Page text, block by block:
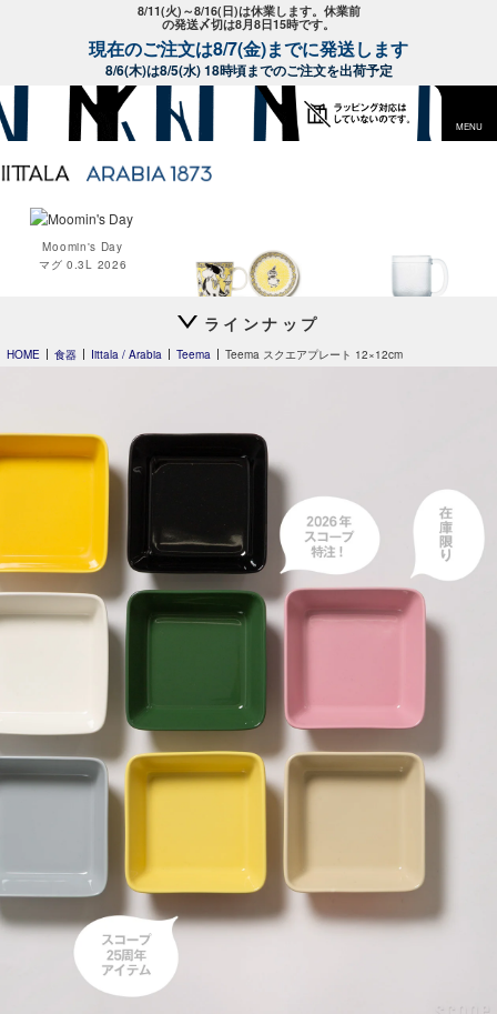
8/11(火)～8/16(日)は休業します。休業前
の発送〆切は8月8日15時です。
現在のご注文は8/7(金)までに発送します
8/6(木)は8/5(水) 18時頃までのご注文を出荷予定
MENU
Moomin's Day
マグ 0.3L 2026
Moomin オペラ
ビアグラス 330ml
プレート 15cm
Teema
プレート 23cm
スクエアプレート12×12
cm
ラインナップ
HOME 食器 Iittala / Arabia Teema Teema スクエアプレート 12×12cm